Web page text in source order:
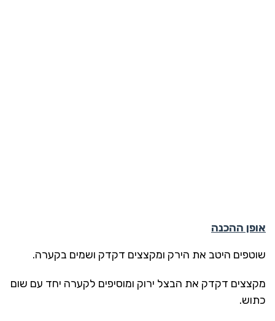
אופן ההכנה
שוטפים היטב את הירק ומקצצים דקדק ושמים בקערה.
מקצצים דקדק את הבצל ירוק ומוסיפים לקערה יחד עם שום
כתוש.